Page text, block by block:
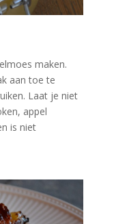
maken.
aan toe te
Laat je niet
appel
is niet